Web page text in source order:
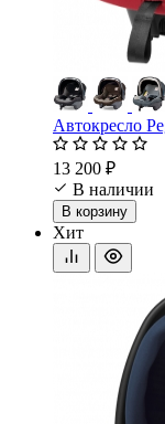
Автокресло
13 200 ₽
В наличии
В корзину
Хит